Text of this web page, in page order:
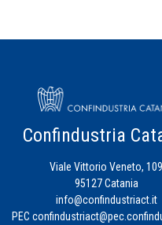
Confindustria
Viale Vittorio Veneto, 109
95127 Catania
info@confindustriact.it
PEC